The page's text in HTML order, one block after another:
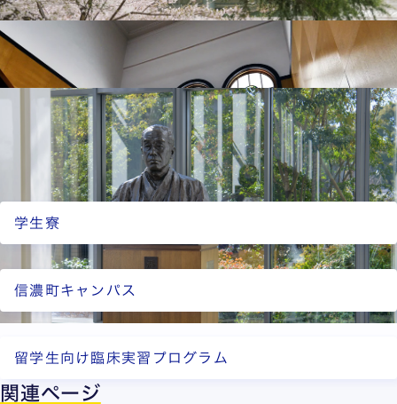
大学院博士課程の入試情報
学費
医学部・医学研究科の学費についてご案内します。
学費
慶應義塾大学全体、医学部・大学院医学研究科で設けてい
る奨学金等についてご案内します。
奨学金
学生寮
信濃町キャンパス
留学生向け臨床実習プログラム
関連ページ